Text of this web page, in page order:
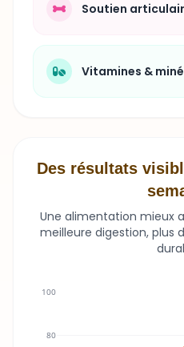
Soutien
Vitamines &
Des résultats
Une alimentation mieux
meilleure digestion, plus
80
100